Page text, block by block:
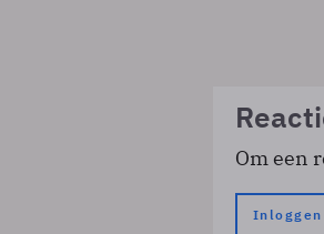
Om een
Inloggen